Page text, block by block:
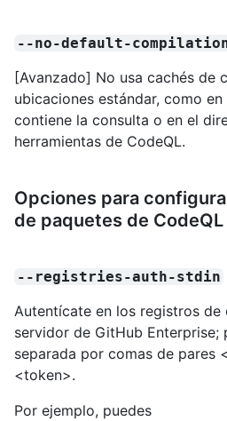
--no-default-
[Avanzado] No usa cachés de
ubicaciones estándar, como
contiene la consulta o en el
herramientas de CodeQL.
Opciones para
de paquetes de CodeQL
--registries-auth-stdin
Autentícate en los registros de
servidor de GitHub Enterprise;
separada por comas de pares
<token>.
Por ejemplo, puedes